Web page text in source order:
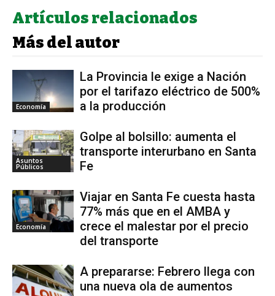
Artículos relacionados
Más del autor
Economía
La Provincia le exige a Nación
por el tarifazo eléctrico de 500%
a la producción
Asuntos
Públicos
Golpe al bolsillo: aumenta el
transporte interurbano en Santa
Fe
Economía
Viajar en Santa Fe cuesta hasta
77% más que en el AMBA y
crece el malestar por el precio
del transporte
A prepararse: Febrero llega con
una nueva ola de aumentos